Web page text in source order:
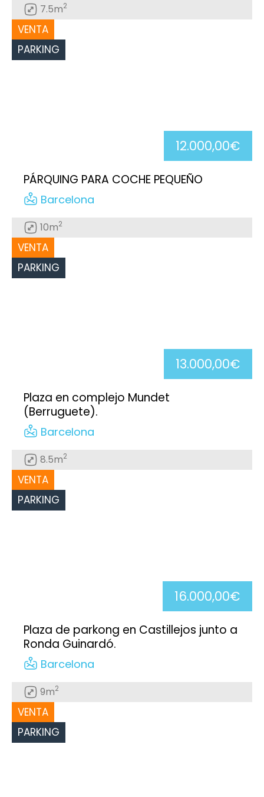
7.5m2
VENTA
PARKING
12.000,00€
PÁRQUING PARA COCHE PEQUEÑO
Barcelona
10m2
VENTA
PARKING
13.000,00€
Plaza en complejo Mundet
(Berruguete).
Barcelona
8.5m2
VENTA
PARKING
16.000,00€
Plaza de parkong en Castillejos junto a
Ronda Guinardó.
Barcelona
9m2
VENTA
PARKING